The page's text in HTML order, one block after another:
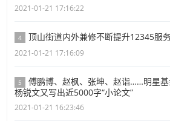
2021-01-21 17:16:22
4 顶山街道内外兼修不断提升12345服
2021-01-21 17:16:09
5
傅鹏博、赵枫、张坤、赵诣……明星基
杨锐文又写出近5000字“小论文”
2021-01-21 16:23:46